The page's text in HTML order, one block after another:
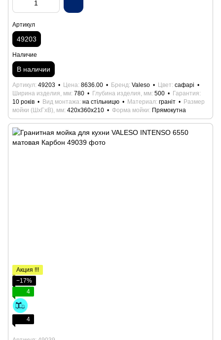
Артикул
49203
Наличие
В наличии
Артикул 49203 Цена 8636.00 Бренд Valeso Цвет сафарі
Ширина изделия, мм 780 Глубина изделия, мм 500
Гарантия
10 років
Вид монтажа на стільницю Материал граніт
Размер
мойки (ШхГхВ), мм 420х360х210 Форма мойки Прямокутна
Акция !!!
−17%
4
4